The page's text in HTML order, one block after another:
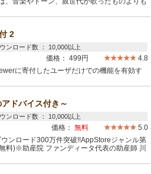
2
ンロード数 ： 10,000以上
価格： 499円
4.8
に寄付したユーザだけでの機能を有効す
ドバイス付き～
ンロード数 ： 10,000以上
価格： 無料
5.0
ンロード300万件突破!!AppStoreジャンル第
料)※助産院 ファンディータ代表の助産師 川